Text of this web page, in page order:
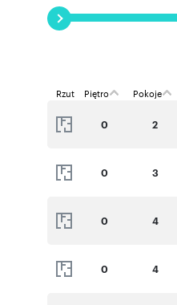
Rzut Piętro Pokoje
0 2
0 3
0 4
0 4